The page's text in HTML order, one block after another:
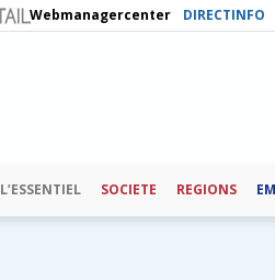
Webmanagercenter DIRECTINFO
L’ESSENTIEL SOCIETE REGIONS